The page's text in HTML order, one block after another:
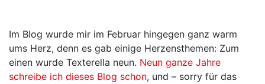
Im Blog wurde mir im Februar hingegen ganz warm
ums Herz, denn es gab einige Herzensthemen: Zum
einen wurde Texterella neun. Neun ganze Jahre
schreibe ich dieses Blog schon, und – sorry für das